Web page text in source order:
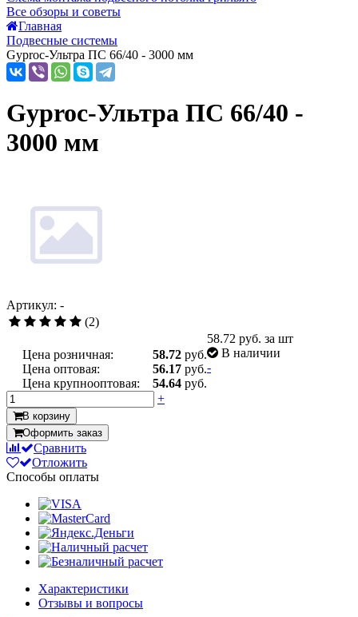
Все обзоры и советы
Главная
Подвесные системы
Gyproc-Ультра ПC 66/40 - 3000 мм
Gyproc-Ультра ПC 66/40 -
3000 мм
Артикул: -
(2)
Цена розничная: 58.72 руб.
Цена оптовая:
56.17 руб.
Цена крупнооптовая:
54.64 руб.
58.72 руб. за шт
В наличии
-
+
В корзину
Оформить заказ
Сравнить
Отложить
Способы оплаты
Характеристики
Отзывы и вопросы